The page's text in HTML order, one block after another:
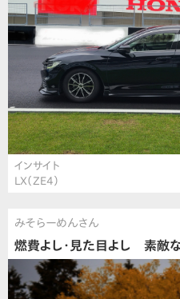
インサイト
LX（ZE4）
みそらーめんさん
燃費よし・見た目よし 素敵